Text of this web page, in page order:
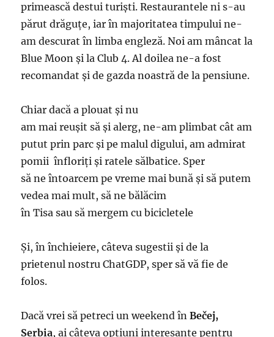
primească destui turiști. Restaurantele ni s-au
părut drăguțe, iar în majoritatea timpului ne-
am descurat în limba engleză. Noi am mâncat la
Blue Moon și la Club 4. Al doilea ne-a fost
recomandat și de gazda noastră de la pensiune.
Chiar dacă a plouat și nu
am mai reușit să și alerg, ne-am plimbat cât am
putut prin parc și pe malul digului, am admirat
pomii înfloriți și ratele sălbatice. Sper
să ne întoarcem pe vreme mai bună și să putem
vedea mai mult, să ne bălăcim
în Tisa sau să mergem cu bicicletele
Și, în închieiere, câteva sugestii și de la
prietenul nostru ChatGDP, sper să vă fie de
folos.
Dacă vrei să petreci un weekend înBečej,
Serbia, ai câteva opțiuni interesante pentru